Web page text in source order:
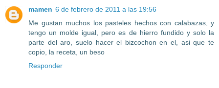
mamen 6 de febrero de 2011 a las 19:56
Me gustan muchos los pasteles hechos con calabazas, y
tengo un molde igual, pero es de hierro fundido y solo la
parte del aro, suelo hacer el bizcochon en el, asi que te
copio, la receta, un beso
Responder